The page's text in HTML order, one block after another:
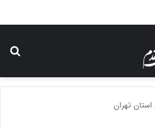
استان تهران